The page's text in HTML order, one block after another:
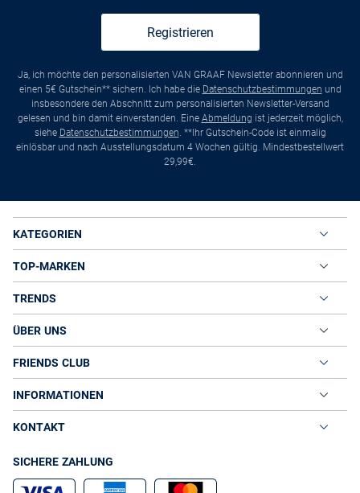
Registrieren
Ja, ich möchte den personalisierten VAN GRAAF Newsletter abonnieren und
einen 5€ Gutschein** sichern. Ich habe die Datenschutzbestimmungen und
insbesondere den Abschnitt zum personalisierten Newsletter-Versand
gelesen und bin damit einverstanden. Eine Abmeldung ist jederzeit möglich,
siehe Datenschutzbestimmungen. **Ihr Gutschein-Code ist einmalig
einlösbar und nach Ausstellungsdatum 4 Wochen gültig. Mindestbestellwert
29,99€.
KATEGORIEN
TOP-MARKEN
TRENDS
ÜBER UNS
FRIENDS CLUB
INFORMATIONEN
KONTAKT
SICHERE ZAHLUNG